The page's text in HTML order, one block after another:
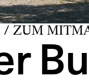
/ ZUM